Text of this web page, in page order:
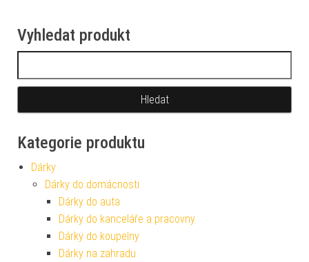
Vyhledat produkt
Kategorie produktu
Dárky
Dárky do domácnosti
Dárky do auta
Dárky do kanceláře a pracovny
Dárky do koupelny
Dárky na zahradu